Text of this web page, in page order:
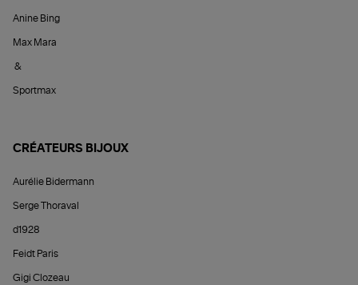
Anine Bing
Max Mara
&
Sportmax
CRÉATEURS BIJOUX
Aurélie Bidermann
Serge Thoraval
d1928
Feidt Paris
Gigi Clozeau